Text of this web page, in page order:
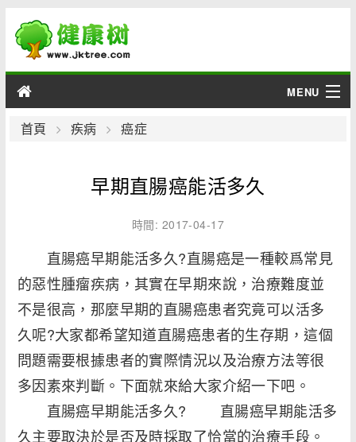
MENU
男性
綜合
疾病
首頁 疾病 癌症
早期直腸癌能活多久
時間: 2017-04-17
直腸癌早期能活多久?直腸癌是一種較爲常見
的惡性腫瘤疾病，其實在早期來說，治療難度並
不是很高，那麼早期的直腸癌患者究竟可以活多
久呢?大家都希望知道直腸癌患者的生存期，這個
問題需要根據患者的實際情況以及治療方法等很
多因素來判斷。下面就來給大家介紹一下吧。
直腸癌早期能活多久? 直腸癌早期能活多
久主要取決於是否及時採取了恰當的治療手段。